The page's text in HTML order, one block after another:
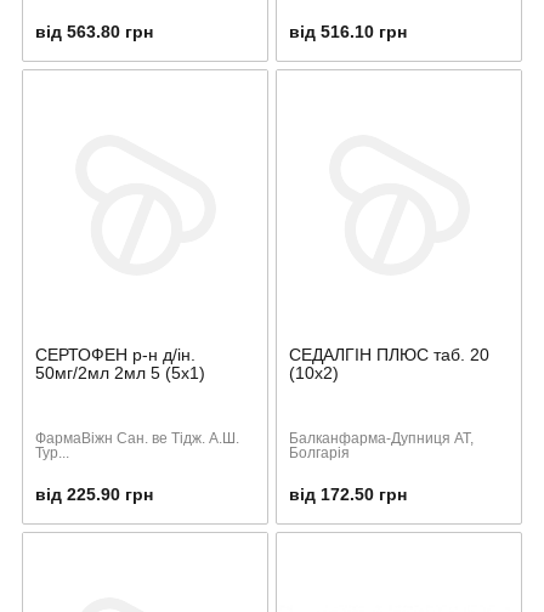
від 563.80 грн від 516.10 грн
СЕРТОФЕН р-н д/ін.
50мг/2мл 2мл 5 (5х1)
ФармаВіжн Сан. ве Тідж. А.Ш.
Тур...
від 225.90 грн
СЕДАЛГІН ПЛЮС таб. 20
(10х2)
Балканфарма-Дупниця АТ,
Болгарія
від 172.50 грн